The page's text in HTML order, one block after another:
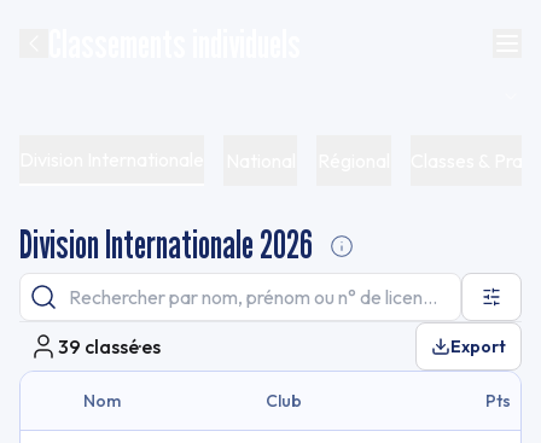
Division Internationale 2026
39 classé·es Export
Nom Club Pts